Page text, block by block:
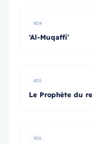
#14
‘Al-Muqaffi’
#15
Le Prophète du
#16